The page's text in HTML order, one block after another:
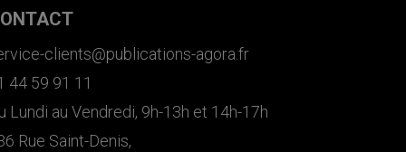
clients@publications-agora.fr
44 59 91 11
Lundi au Vendredi, 9h-13h et 14h-17h
Rue Saint-Denis,